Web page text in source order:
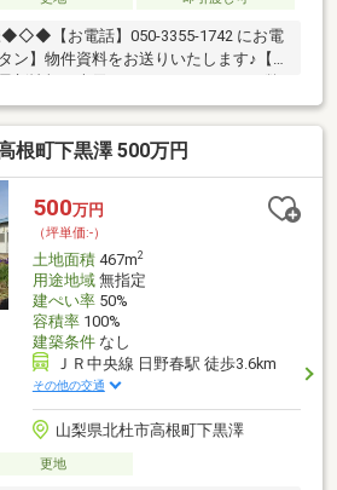
【お電話】050-3355-1742 にお電
ン】物件資料をお送りいたします♪【お
新情報が表示されるようになります弊
もお問い合わせ可能です♪【HP】
chukai.jp/【LINE】
は、お気軽に店舗までお問い合わせ
根町下黒澤 500万円
500万円
（坪単価:-）
土地面積467m2
用途地域無指定
建ぺい率50%
容積率100%
建築条件なし
ＪＲ中央線 日野春駅 徒歩3.6km
その他の交通
山梨県北杜市高根町下黒澤
更地